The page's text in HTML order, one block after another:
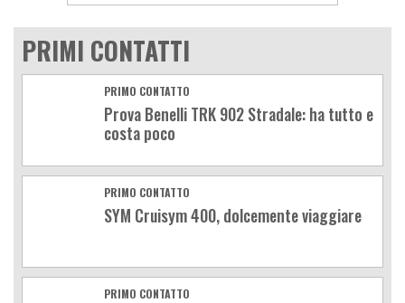
PRIMI CONTATTI
PRIMO CONTATTO
Prova Benelli TRK 902 Stradale: ha tutto e
costa poco
PRIMO CONTATTO
SYM Cruisym 400, dolcemente viaggiare
PRIMO CONTATTO